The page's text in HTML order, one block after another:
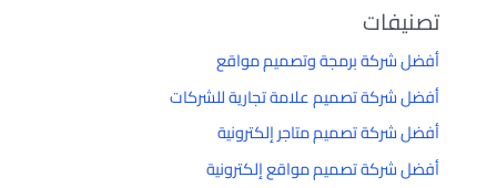
تصنيفات
أفضل شركة برمجة وتصميم مواقع
أفضل شركة تصميم علامة تجارية للشركات
أفضل شركة تصميم متاجر إلكترونية
أفضل شركة تصميم مواقع إلكترونية